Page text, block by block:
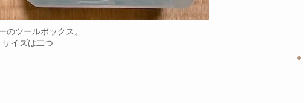
のツールボックス。
サイズは二つ